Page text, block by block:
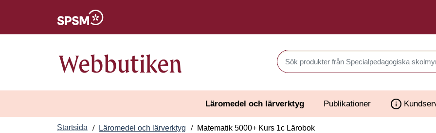
Webbutiken Sök produkter i Webbutiken
Läromedel och lärverktyg Publikationer
Startsida Läromedel och lärverktyg Matematik 5000+ Kurs 1c Lärobok